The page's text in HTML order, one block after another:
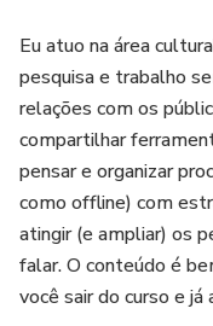
Eu atuo na área
pesquisa e trabalho
relações com os
compartilhar
pensar e organizar
como offline) com
atingir (e ampliar) os
falar. O conteúdo é
você sair do curso e já